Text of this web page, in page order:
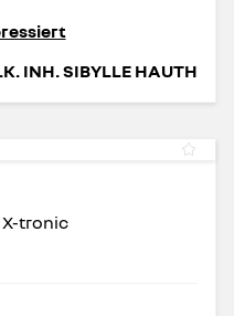
INH. SIBYLLE HAUTH
X-tronic